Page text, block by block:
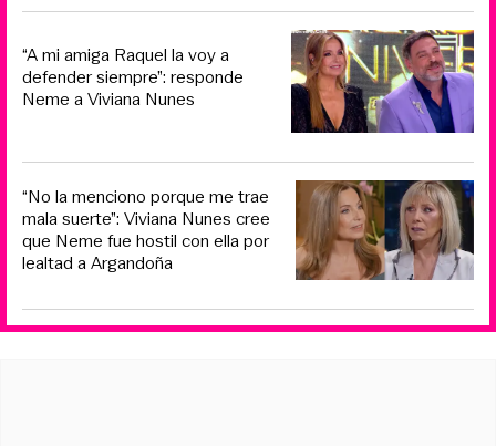
“A mi amiga Raquel la voy a
defender siempre”: responde
Neme a Viviana Nunes
“No la menciono porque me trae
mala suerte”: Viviana Nunes cree
que Neme fue hostil con ella por
lealtad a Argandoña